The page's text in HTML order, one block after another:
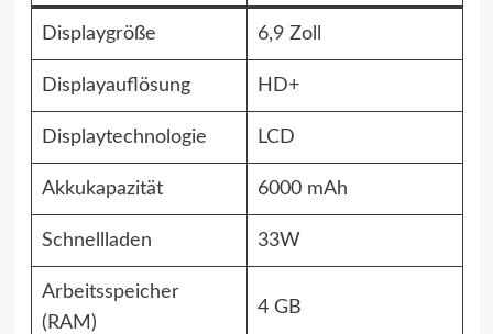
Displaygröße 6,9 Zoll
Displayauflösung HD+
Displaytechnologie LCD
Akkukapazität 6000 mAh
Schnellladen 33W
Arbeitsspeicher
(RAM)
4 GB